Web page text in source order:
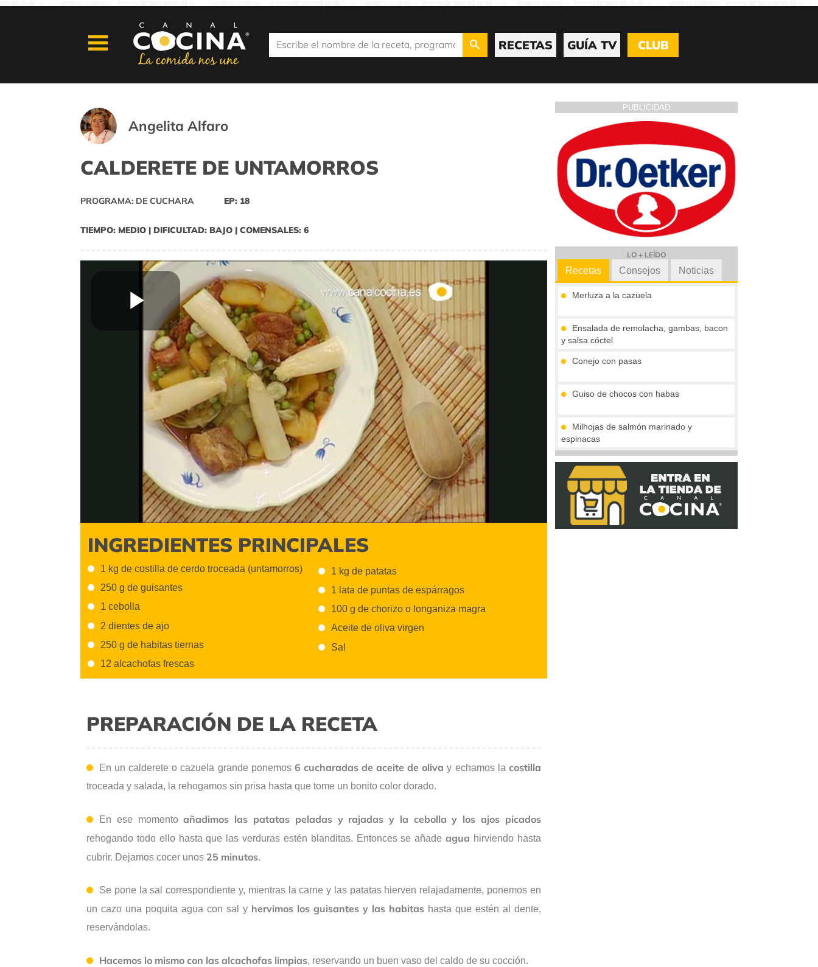
RECETAS GUÍA TV CLUB
Angelita Alfaro
CALDERETE DE UNTAMORROS
PROGRAMA: DE CUCHARA EP: 18
TIEMPO: MEDIO | DIFICULTAD: BAJO | COMENSALES: 6
Play
Video
INGREDIENTES PRINCIPALES
1 kg de costilla de cerdo troceada (untamorros)
250 g de guisantes
1 cebolla
2 dientes de ajo
250 g de habitas tiernas
12 alcachofas frescas
1 kg de patatas
1 lata de puntas de espárragos
100 g de chorizo o longaniza magra
Aceite de oliva virgen
Sal
PREPARACIÓN DE LA RECETA
En un calderete o cazuela grande ponemos 6 cucharadas de aceite de oliva y echamos la costilla
troceada y salada, la rehogamos sin prisa hasta que tome un bonito color dorado.
En ese momentoañadimos las patatas peladas y rajadas y la cebolla y los ajos picados
rehogando todo ello hasta que las verduras estén blanditas. Entonces se añadeagua hirviendo hasta
cubrir. Dejamos cocer unos 25 minutos.
Se pone la sal correspondiente y, mientras la carne y las patatas hierven relajadamente, ponemos en
un cazo una poquita agua con sal y hervimos los guisantes y las habitashasta que estén al dente,
reservándolas.
Hacemos lo mismo con las alcachofas limpias, reservando un buen vaso del caldo de su cocción.
PUBLICIDAD
LO + LEÍDO
Recetas
Merluza a la cazuela
Ensalada de remolacha, gambas, bacon
y salsa cóctel
Conejo con pasas
Guiso de chocos con habas
Milhojas de salmón marinado y
espinacas
Rollitos de solomillo de pavo al moscatel
Consejos Noticias